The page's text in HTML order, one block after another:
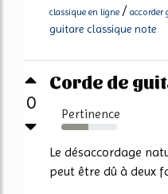
classique en ligne / accorder
guitare classique note
0
Corde de
Pertinence
48%
Le désaccordage
peut être dû à deux